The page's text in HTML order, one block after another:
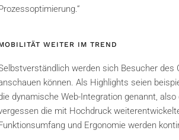
WEITER IM TREND
werden sich Besucher des
können. Als Highlights seien
dynamische Web-Integration genannt,
die mit Hochdruck
und Ergonomie werden